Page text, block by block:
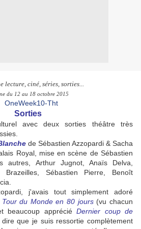
lecture, ciné, séries, sorties...
du 12 au 18 octobre 2015
Sorties
avec deux sorties théâtre très
de Sébastien Azzopardi & Sacha
Royal, mise en scène de Sébastien
autres, Arthur Jugnot, Anaïs Delva,
Brazeilles, Sébastien Pierre, Benoît
j'avais tout simplement adoré
Tour du Monde en 80 jours(vu chacun
beaucoup appréciéDernier coup de
dire que je suis ressortie complètement